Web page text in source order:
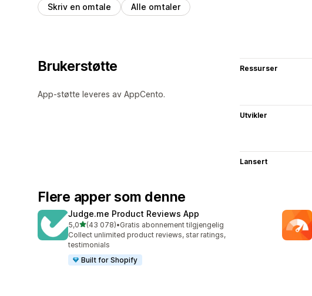
Skriv en omtale Alle omtaler
Brukerstøtte
App-støtte leveres av AppCento.
Ressurser
Utvikler
Lansert
Flere apper som denne
Judge.me Product Reviews App
5,0av 5 stjerner
(43 078)
Totalt 43078 omtaler
•Gratis abonnement tilgjengelig
Collect unlimited product reviews, star ratings,
testimonials
Built for Shopify